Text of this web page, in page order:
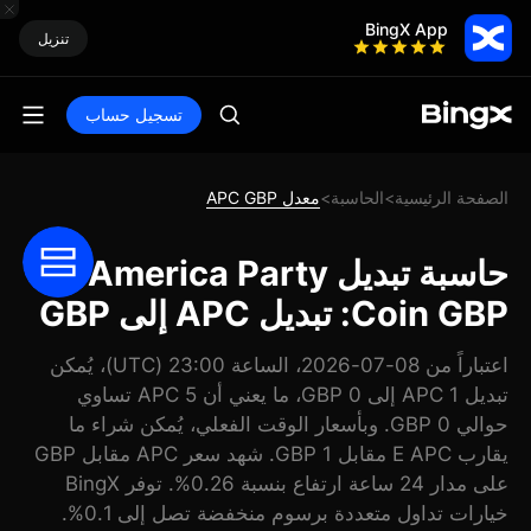
BingX App تنزيل
تسجيل حساب
الصفحة الرئيسية>الحاسبة>معدل APC GBP
حاسبة تبديل America Party
Coin GBP: تبديل APC إلى GBP
اعتباراً من 08-07-2026، الساعة 23:00 (UTC)، يُمكن
تبديل 1 APC إلى 0 GBP، ما يعني أن 5 APC تساوي
حوالي 0 GBP. وبأسعار الوقت الفعلي، يُمكن شراء ما
يقارب E APC مقابل 1 GBP. شهد سعر APC مقابل GBP
على مدار 24 ساعة ارتفاع بنسبة 0.26%. توفر BingX
خيارات تداول متعددة برسوم منخفضة تصل إلى 0.1%.